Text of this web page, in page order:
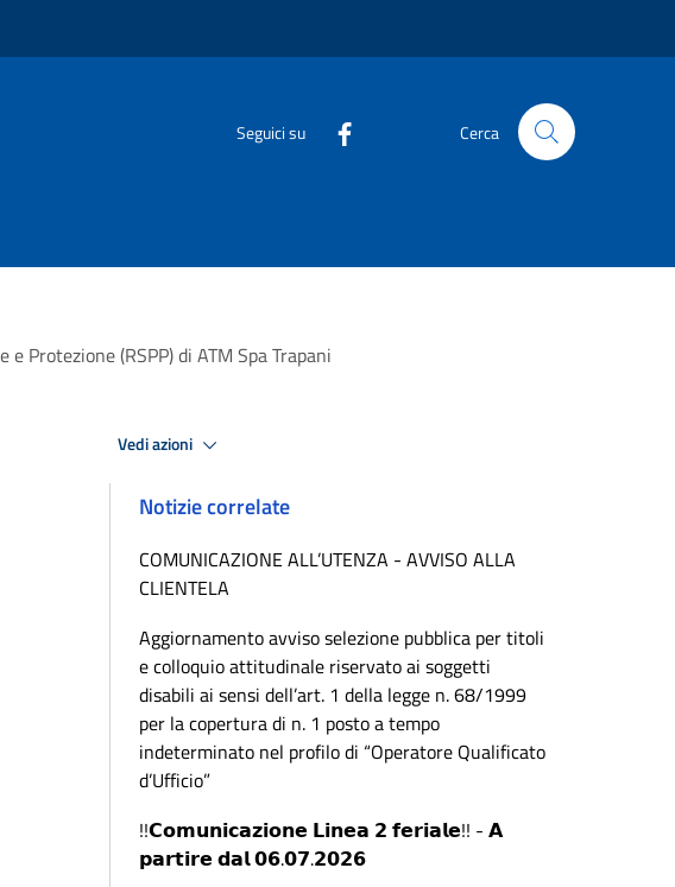
Seguici su Cerca
Protezione (RSPP) di ATM Spa Trapani
Vedi azioni
Notizie correlate
COMUNICAZIONE ALL’UTENZA - AVVISO ALLA
CLIENTELA
Aggiornamento avviso selezione pubblica per titoli
e colloquio attitudinale riservato ai soggetti
disabili ai sensi dell’art. 1 della legge n. 68/1999
per la copertura di n. 1 posto a tempo
indeterminato nel profilo di “Operatore Qualificato
d’Ufficio”
!!𝗖𝗼𝗺𝘂𝗻𝗶𝗰𝗮𝘇𝗶𝗼𝗻𝗲 𝗟𝗶𝗻𝗲𝗮 𝟮 𝗳𝗲𝗿𝗶𝗮𝗹𝗲!! - 𝗔
𝗽𝗮𝗿𝘁𝗶𝗿𝗲 𝗱𝗮𝗹 𝟬𝟲.𝟬𝟳.𝟮𝟬𝟮𝟲